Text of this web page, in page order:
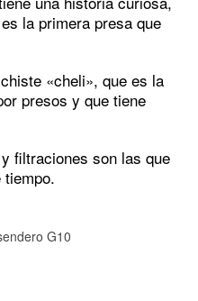
la primera presa que
«cheli», que es la
presos y que tiene
filtraciones son las que
tiempo.
G10